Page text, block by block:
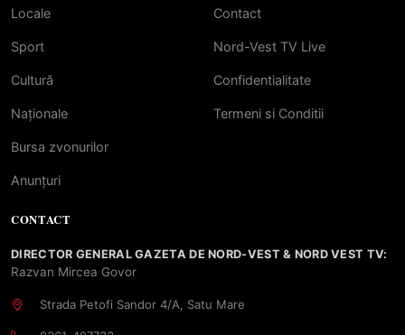
Locale
Sport
Cultură
Naționale
Bursa zvonurilor
Anunțuri
Contact
Nord-Vest TV Live
Confidentialitate
Termeni si Conditii
CONTACT
DIRECTOR GENERAL GAZETA DE NORD-VEST & NORD VEST TV:
Razvan Mircea Govor
Strada Petofi Sandor 4/A, Satu Mare